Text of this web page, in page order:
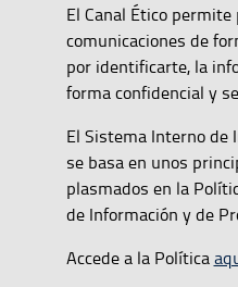
El Canal Ético
comunicaciones de
por identificarte, la
forma confidencial y
El Sistema Interno de
se basa en unos
plasmados en la
de Información y de
Accede a la Política